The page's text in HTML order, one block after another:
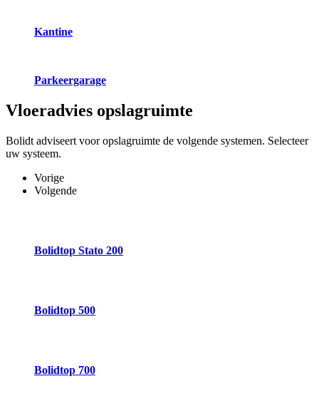
Kantine
Parkeergarage
Vloeradvies opslagruimte
Bolidt adviseert voor opslagruimte de volgende systemen. Selecteer
uw systeem.
Vorige
Volgende
Bolidtop Stato 200
Bolidtop 500
Bolidtop 700